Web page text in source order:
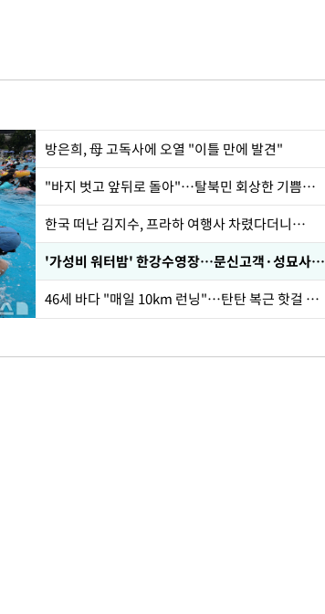
방은희, 母 고독사에 오열 "이틀 만에 발견"
"바지 벗고 앞뒤로 돌아"…탈북민 회상한 기쁨조 검사
한국 떠난 김지수, 프라하 여행사 차렸다더니…
'가성비 워터밤' 한강수영장…문신고객·성묘사음원 민원
46세 바다 "매일 10km 런닝"…탄탄 복근 핫걸 몸매로